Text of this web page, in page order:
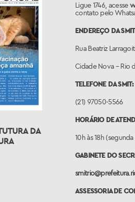
DA
Ligue 1746, acesse
contato pelo
ENDEREÇO DA
Rua Beatriz
Cidade Nova – Rio
TELEFONE DA SMIT:
(21) 97050-5566
HORÁRIO DE
10h às 18h
GABINETE DO
ASSESSORIA DE